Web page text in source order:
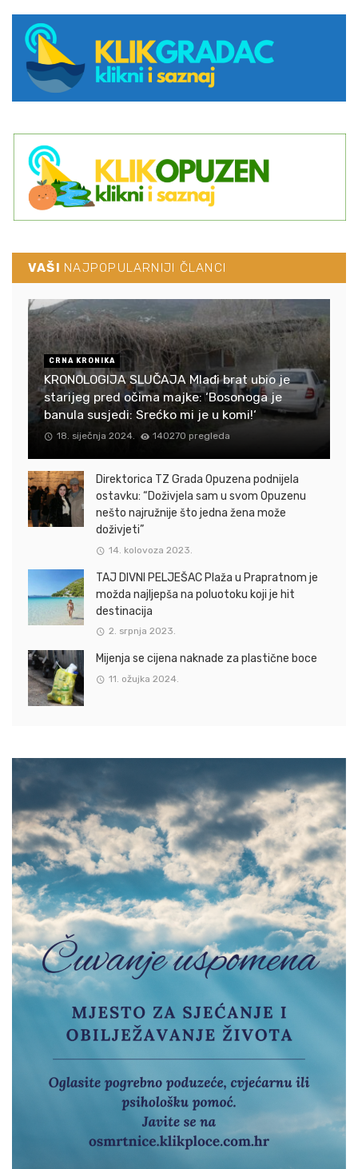
VAŠI NAJPOPULARNIJI ČLANCI
CRNA KRONIKA
KRONOLOGIJA SLUČAJA Mlađi brat ubio je
starijeg pred očima majke: ‘Bosonoga je
banula susjedi: Srećko mi je u komi!‘
18. siječnja 2024. 140270 pregleda
Direktorica TZ Grada Opuzena podnijela
ostavku: “Doživjela sam u svom Opuzenu
nešto najružnije što jedna žena može
doživjeti”
14. kolovoza 2023.
TAJ DIVNI PELJEŠAC Plaža u Prapratnom je
možda najljepša na poluotoku koji je hit
destinacija
2. srpnja 2023.
Mijenja se cijena naknade za plastične boce
11. ožujka 2024.